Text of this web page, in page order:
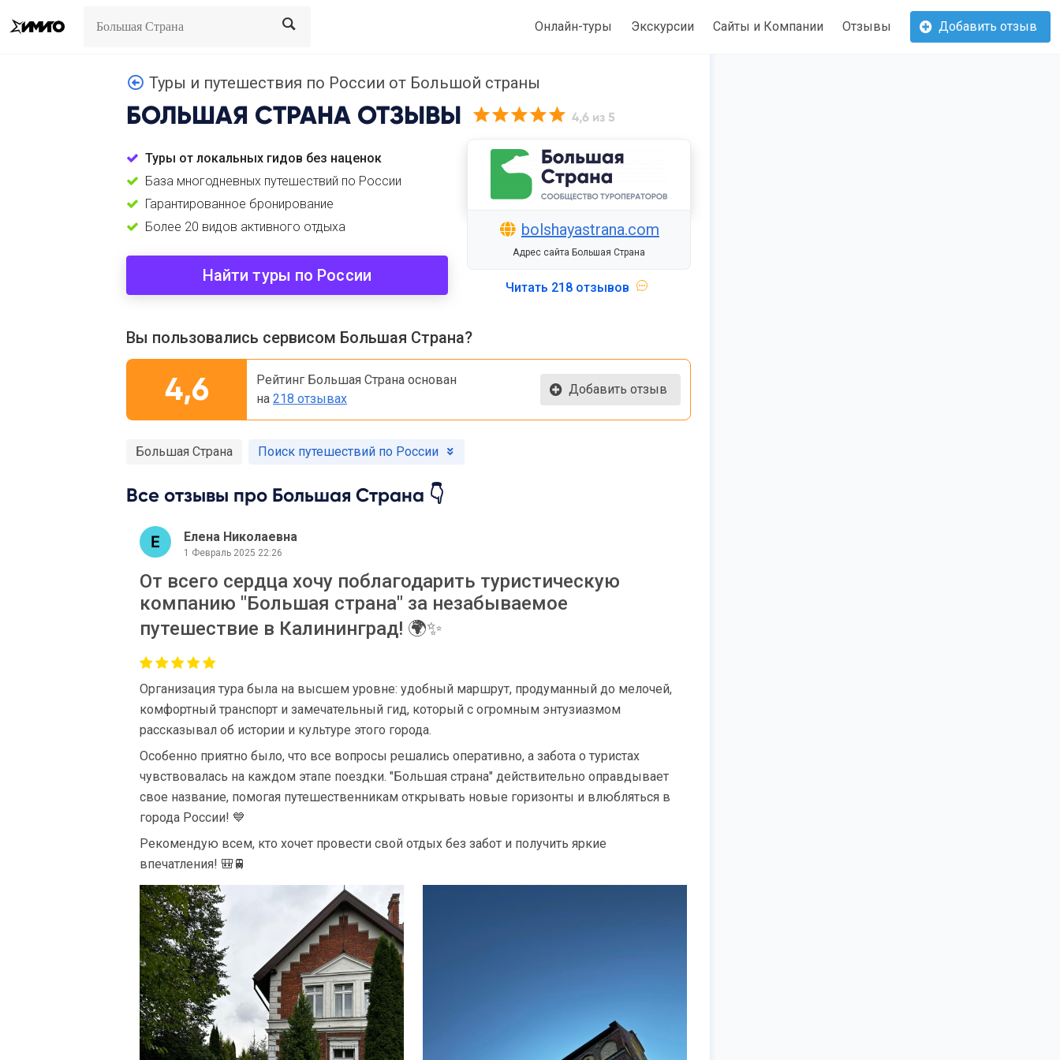
Search Онлайн-туры Экскурсии Сайты и Компании Отзывы Добавить отзыв
Туры и путешествия по России от Большой страны
БОЛЬШАЯ СТРАНА ОТЗЫВЫ 4,6 из 5
Туры от локальных гидов без наценок
База многодневных путешествий по России
Гарантированное бронирование
Более 20 видов активного отдыха
Найти туры по России
bolshayastrana.com
Адрес сайта Большая Страна
Читать 218 отзывов
Вы пользовались сервисом Большая Страна?
4,6
Рейтинг Большая Страна основан
на 218 отзывах
Добавить отзыв
Большая Страна Поиск путешествий по России
Все отзывы про Большая Страна 👇
Елена Николаевна
1 Февраль 2025 22:26
От всего сердца хочу поблагодарить туристическую
компанию "Большая страна" за незабываемое
путешествие в Калининград! 🌍✨
Организация тура была на высшем уровне: удобный маршрут, продуманный до мелочей,
комфортный транспорт и замечательный гид, который с огромным энтузиазмом
рассказывал об истории и культуре этого города.
Особенно приятно было, что все вопросы решались оперативно, а забота о туристах
чувствовалась на каждом этапе поездки. "Большая страна" действительно оправдывает
свое название, помогая путешественникам открывать новые горизонты и влюбляться в
города России! 💙
Рекомендую всем, кто хочет провести свой отдых без забот и получить яркие
впечатления! 🎒🚆